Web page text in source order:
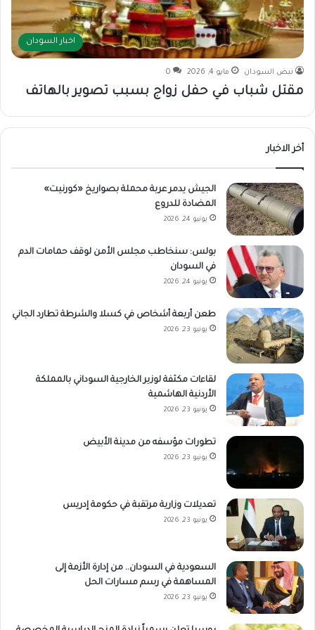
اخبار السودان
نبض السودان مايو 4, 2026 0
مقتل شباب في حفل زواج بسبب تصوير بالهاتف
أخر الاخبار
الجيش يدمر عربة محملة بصواريخ «كورنيت»
المضادة للدروع
يونيو 24, 2026
بولس: سنخاطب مجلس الأمن لوقف حمامات الدم
في السودان
يونيو 24, 2026
طعن أربعة أشخاص في كسلا والشرطة تطارد الجاني
يونيو 23, 2026
لقاءات مكثفة لوزير الخارجية السوداني بالمملكة
الأردنية الهاشمية
يونيو 23, 2026
تطورات مؤسفه من مدينة الأبيض
يونيو 23, 2026
تعديلات وزارية مرتقبة في حكومة إدريس
يونيو 23, 2026
السعودية في السودان.. من إدارة الأزمة إلى
المساهمة في رسم مسارات الحل
يونيو 23, 2026